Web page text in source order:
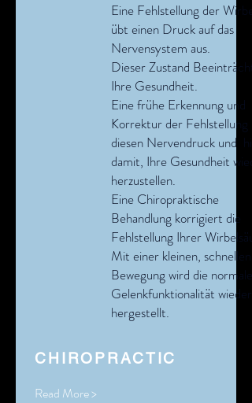
Eine Fehlstellung der Wirbel
übt einen Druck auf das
Nervensystem aus.
Dieser Zustand
Ihre Gesundheit.
Eine frühe Erkennung und
Korrektur der Fehlstellung
diesen Nervendruck und
damit, Ihre Gesundheit
herzustellen.
Eine Chiropraktische
Behandlung korrigiert die
Fehlstellung Ihrer
Mit einer kleinen, schnellen
Bewegung wird die normale
Gelenkfunktionalität wieder
hergestellt.
CHIROPRACTIC
Read More >